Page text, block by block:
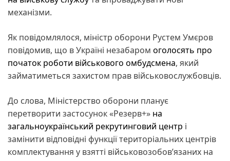
механізми.
Як повідомлялося, міністр оборони Рустем Умєров
повідомив, що в Україні незабаром оголосять про
початок роботи військового омбудсмена, який
займатиметься захистом прав військовослужбовців.
До слова, Міністерство оборони планує
перетворити застосунок «Резерв+» на
загальноукраїнський рекрутинговий центр і
замінити відповідні функції територіальних центрів
комплектування у взятті військовозобов’язаних на